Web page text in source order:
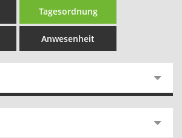
Tagesordnung
Anwesenheit